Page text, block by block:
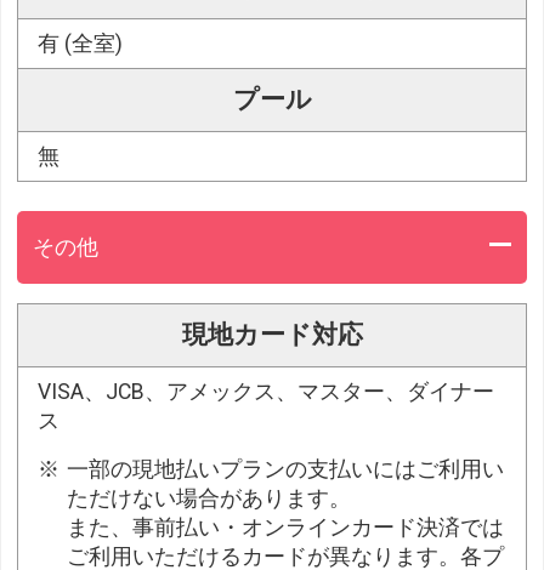
有 (全室)
プール
無
その他
現地カード対応
VISA、JCB、アメックス、マスター、ダイナー
ス
一部の現地払いプランの支払いにはご利用い
ただけない場合があります。
また、事前払い・オンラインカード決済では
ご利用いただけるカードが異なります。各プ